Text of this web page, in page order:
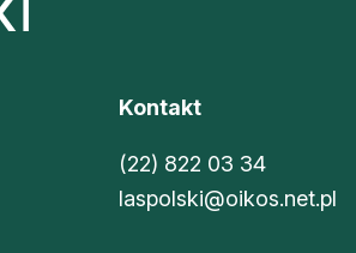
Kontakt
(22) 822 03 34
laspolski@oikos.net.pl